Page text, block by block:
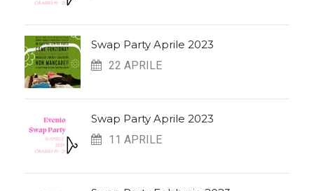
Swap Party Aprile 2023
22 APRILE
Swap Party Aprile 2023
11 APRILE